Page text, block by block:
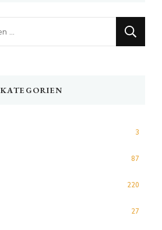
KATEGORIEN
3
87
220
27